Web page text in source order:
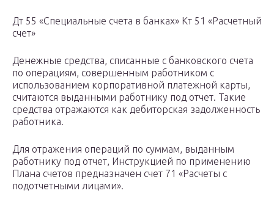
Дт 55 «Специальные счета в банках» Кт 51 «Расчетный
счет»
Денежные средства, списанные с банковского счета
по операциям, совершенным работником с
использованием корпоративной платежной карты,
считаются выданными работнику под отчет. Такие
средства отражаются как дебиторская задолженность
работника.
Для отражения операций по суммам, выданным
работнику под отчет, Инструкцией по применению
Плана счетов предназначен счет 71 «Расчеты с
подотчетными лицами».